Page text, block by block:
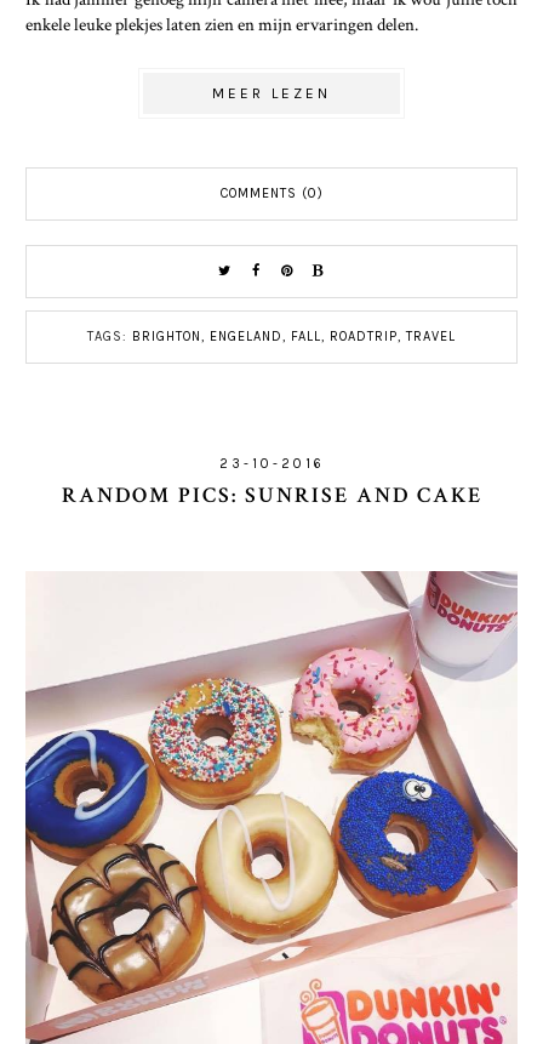
enkele leuke plekjes laten zien en mijn ervaringen delen.
MEER LEZEN
COMMENTS (0)
TAGS: BRIGHTON , ENGELAND, FALL, ROADTRIP,TRAVEL
23-10-2016
RANDOM PICS: SUNRISE AND CAKE